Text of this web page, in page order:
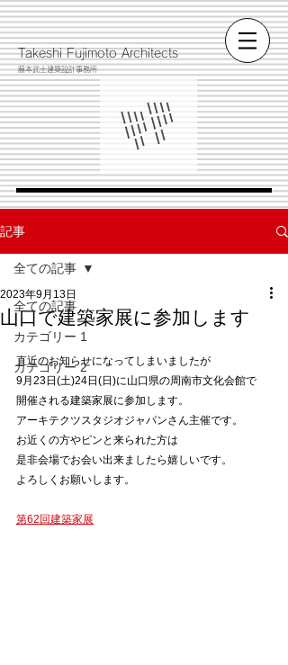
​Takeshi Fujimoto Architects
藤本武士建築設計事務所
記事
全ての記事
カテゴリー 1
カテゴリー 2
全ての記事
山口で建築家展に参加します
2023年9月13日
直近のお知らせになってしまいましたが
9月23日(土)24日(日)に山口県の周南市文化会館で
開催される建築家展に参加します。
アーキテクツスタジオジャパンさん主催です。
お近くの方やピンと来られた方は
是非会場でお会い出来ましたら嬉しいです。
よろしくお願いします。
第62回建築家展